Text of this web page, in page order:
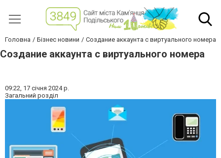
Головна Бізнес новини Создание аккаунта с виртуального номера
Создание аккаунта с виртуального номера
09:22, 17 січня 2024 р.
Загальний розділ